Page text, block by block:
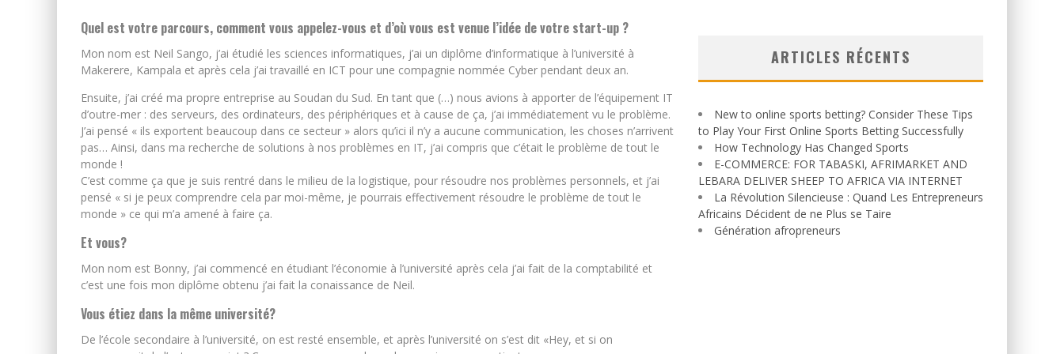
Quel est votre parcours, comment vous appelez-vous et d’où vous est venue l’idée de votre start-up ?
Mon nom est Neil Sango, j’ai étudié les sciences informatiques, j’ai un diplôme d’informatique à l’université à
Makerere, Kampala et après cela j’ai travaillé en ICT pour une compagnie nommée Cyber pendant deux an.
Ensuite, j’ai créé ma propre entreprise au Soudan du Sud. En tant que (…) nous avions à apporter de l’équipement IT
d’outre-mer : des serveurs, des ordinateurs, des périphériques et à cause de ça, j’ai immédiatement vu le problème.
J’ai pensé « ils exportent beaucoup dans ce secteur » alors qu’ici il n’y a aucune communication, les choses n’arrivent
pas… Ainsi, dans ma recherche de solutions à nos problèmes en IT, j’ai compris que c’était le problème de tout le
monde !
C’est comme ça que je suis rentré dans le milieu de la logistique, pour résoudre nos problèmes personnels, et j’ai
pensé « si je peux comprendre cela par moi-même, je pourrais effectivement résoudre le problème de tout le
monde » ce qui m’a amené à faire ça.
Et vous?
Mon nom est Bonny, j’ai commencé en étudiant l’économie à l’université après cela j’ai fait de la comptabilité et
c’est une fois mon diplôme obtenu j’ai fait la conaissance de Neil.
Vous étiez dans la même université?
De l’école secondaire à l’université, on est resté ensemble, et après l’université on s’est dit «Hey, et si on
ARTICLES RÉCENTS
New to online sports betting? Consider These Tips
to Play Your First Online Sports Betting Successfully
How Technology Has Changed Sports
E-COMMERCE: FOR TABASKI, AFRIMARKET AND
LEBARA DELIVER SHEEP TO AFRICA VIA INTERNET
La Révolution Silencieuse : Quand Les Entrepreneurs
Africains Décident de ne Plus se Taire
Génération afropreneurs